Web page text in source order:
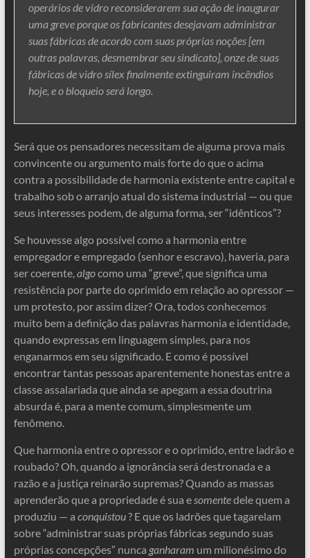
operários de vidro reconsiderarem sua ação de inaugurar
uma greve porque os fabricantes desejavam administrar
suas fábricas de acordo com suas próprias noções [em
outras palavras, desmembrar seu sindicato], onze de suas
fábricas de vidro sílex finalmente extinguiram incêndios
hoje, e o bloqueio será longo.
Será que os pensadores necessitam de alguma prova mais
convincente ou argumento mais forte do que o acima
contra a possibilidade de harmonia existente entre capital e
trabalho sob o arranjo atual do sistema industrial — ou que
seus interesses podem, de alguma forma, ser “idênticos”?
Se houvesse algo possível como a harmonia entre
empregador e empregado (senhor e escravo), haveria, para
ser coerente,algocomo uma “greve”, que significa uma
resistência por parte do oprimido em relação ao opressor —
um protesto, por assim dizer? Ora, todos conhecemos
muito bem a definição das palavras harmonia e identidade,
quando expressas em linguagem simples, para nos
enganarmos em seu significado. E como é possível
encontrar tantas pessoas aparentemente honestas entre a
classe assalariada que ainda se apegam a essa doutrina
absurda é, para a mente comum, simplesmente um
fenômeno.
Que harmonia entre o opressor e o oprimido, entre ladrão e
roubado? Oh, quando a ignorância será destronada e a
razão e a justiça reinarão supremas? Quando as massas
aprenderão que a propriedade é sua esomentedele quem a
produziu — a conquistou? E que os ladrões que tagarelam
sobre “administrar suas próprias fábricas segundo suas
próprias concepções” nunca ganharam um milionésimo do